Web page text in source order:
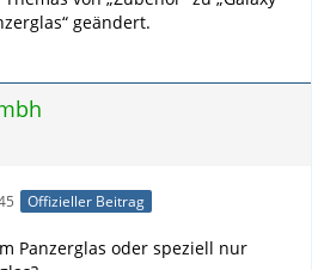
geändert.
Offizieller Beitrag
Panzerglas oder speziell nur